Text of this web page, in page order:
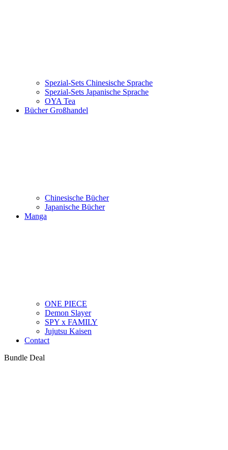
Spezial-Sets Chinesische Sprache
Spezial-Sets Japanische Sprache
OYA Tea
Bücher Großhandel
Chinesische Bücher
Japanische Bücher
Manga
ONE PIECE
Demon Slayer
SPY x FAMILY
Jujutsu Kaisen
Contact
Bundle Deal